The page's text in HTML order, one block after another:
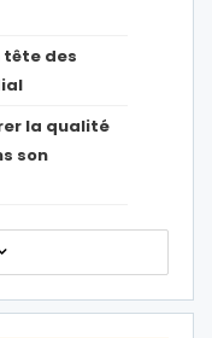
tête des
la qualité
son